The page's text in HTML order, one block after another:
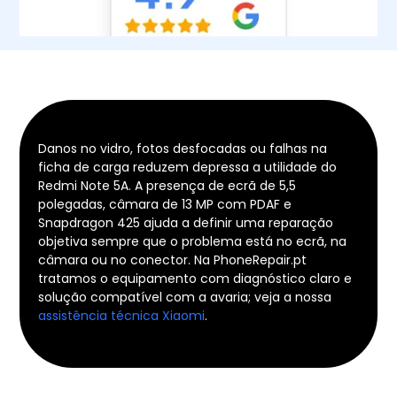
Danos no vidro, fotos desfocadas ou falhas na
ficha de carga reduzem depressa a utilidade do
Redmi Note 5A. A presença de ecrã de 5,5
polegadas, câmara de 13 MP com PDAF e
Snapdragon 425 ajuda a definir uma reparação
objetiva sempre que o problema está no ecrã, na
câmara ou no conector. Na PhoneRepair.pt
tratamos o equipamento com diagnóstico claro e
solução compatível com a avaria; veja a nossa
assistência técnica Xiaomi.